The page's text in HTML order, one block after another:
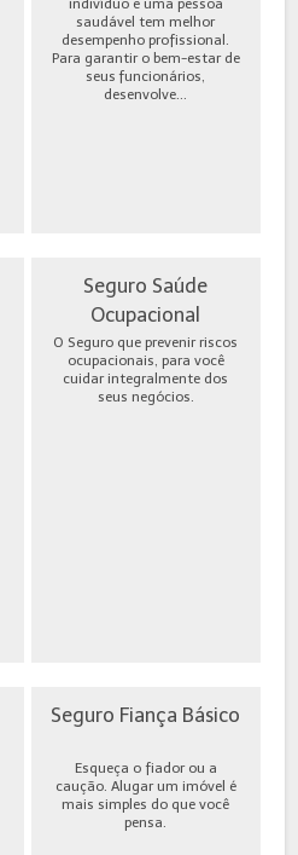
saudável tem melhor
desempenho profissional.
Para garantir o bem-estar de
seus funcionários,
desenvolve...
Seguro Saúde
Ocupacional
O Seguro que prevenir riscos
ocupacionais, para você
cuidar integralmente dos
seus negócios.
Seguro Fiança Básico
Esqueça o fiador ou a
caução. Alugar um imóvel é
mais simples do que você
pensa.